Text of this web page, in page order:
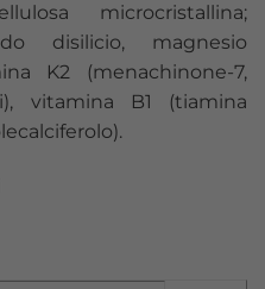
microcristallina;
disilicio, magnesio
K2 (menachinone-7,
vitamina B1 (tiamina